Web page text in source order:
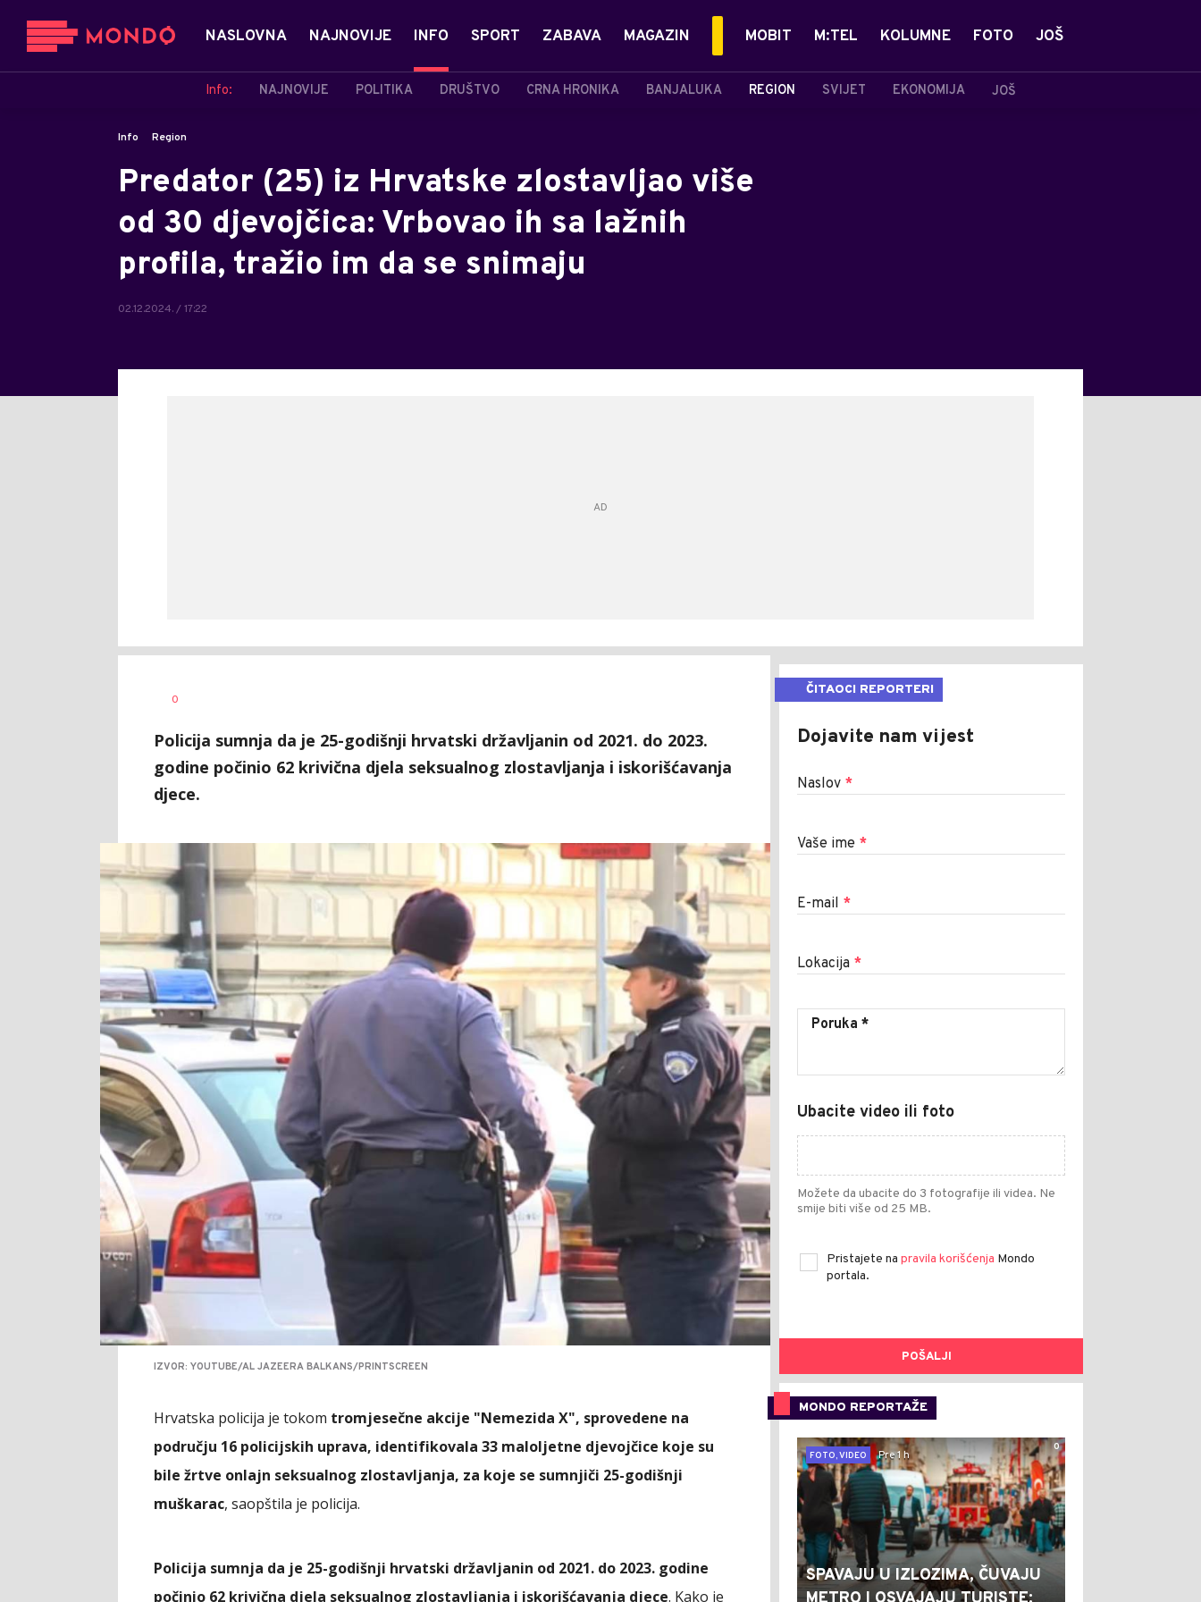
NASLOVNA NAJNOVIJE INFO
Info: NAJNOVIJE POLITIKA DRUŠTVO CRNA HRONIKA BANJALUKA REGION SVIJET EKONOMIJA JOŠ
SPORT ZABAVA MAGAZIN MOBIT M:TEL KOLUMNE FOTO JOŠ
Info Region
Predator (25) iz Hrvatske zlostavljao više
od 30 djevojčica: Vrbovao ih sa lažnih
profila, tražio im da se snimaju
02.12.2024. / 17:22
AUTOR
0
Policija sumnja da je 25-godišnji hrvatski državljanin od 2021. do 2023.
godine počinio 62 krivična djela seksualnog zlostavljanja i iskorišćavanja
djece.
IZVOR: YOUTUBE/AL JAZEERA BALKANS/PRINTSCREEN
Hrvatska policija je tokom tromjesečne akcije "Nemezida X", sprovedene na
području 16 policijskih uprava, identifikovala 33 maloljetne djevojčice koje su
bile žrtve onlajn seksualnog zlostavljanja, za koje se sumnjiči 25-godišnji
muškarac, saopštila je policija.
Policija sumnja da je 25-godišnji hrvatski državljanin od 2021. do 2023. godine
počinio 62 krivična djela seksualnog zlostavljanja i iskorišćavanja djece. Kako je
ČITAOCI REPORTERI
Dojavite nam vijest
Naslov *
Vaše ime *
E-mail *
Lokacija *
Ubacite video ili foto
Možete da ubacite do 3 fotografije ili videa. Ne
smije biti više od 25 MB.
Pristajete na pravila korišćenja Mondo
portala.
POŠALJI
MONDO REPORTAŽE
0
FOTO, VIDEO
Pre 1 h
SPAVAJU U IZLOZIMA, ČUVAJU